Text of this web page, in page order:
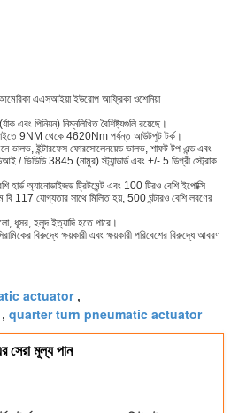
এএসআইয়া ইউরোপ আফ্রিকা ওশেনিয়া
এবং পিনিয়ন) নিম্নলিখিত বৈশিষ্ট্যগুলি রয়েছে।
9NM থেকে 4620Nm পর্যন্ত আউটপুট টর্ক।
ইন্টারফেস ফোরসোলেনয়েড ভালভ, শাফট টপ এন্ড এবং
/ ভিডিডি 3845 (নামুর) স্ট্যান্ডার্ড এবং +/- 5 ডিগ্রী স্ট্রোক
হার্ড অ্যানোডাইজড ট্রিটমেন্ট এবং 100 টিরও বেশি ইপোক্সি
117 যোগ্যতার সাথে মিলিত হয়, 500 ঘন্টারও বেশি লবণের
ধূসর, হলুদ ইত্যাদি হতে পারে।
বিরুদ্ধে ক্ষয়কারী এবং ক্ষয়কারী পরিবেশের বিরুদ্ধে আবরণ
actuator,
quarter turn pneumatic actuator
সেরা মূল্য পান